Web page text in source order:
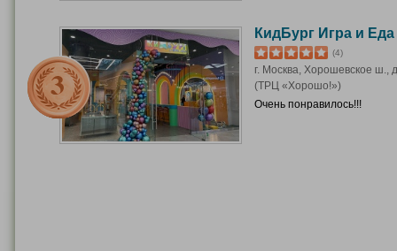
КидБург Игра и Еда
(4)
г. Москва, Хорошевское ш.,
(ТРЦ «Хорошо!»)
Очень понравилось!!!